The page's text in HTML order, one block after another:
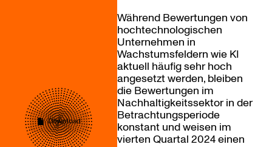
Download
Während Bewertungen von
hochtechnologischen
Unternehmen in
Wachstumsfeldern wie KI
aktuell häufig sehr hoch
angesetzt werden, bleiben
die Bewertungen im
Nachhaltigkeitssektor in der
Betrachtungsperiode
konstant und weisen im
vierten Quartal 2024 einen